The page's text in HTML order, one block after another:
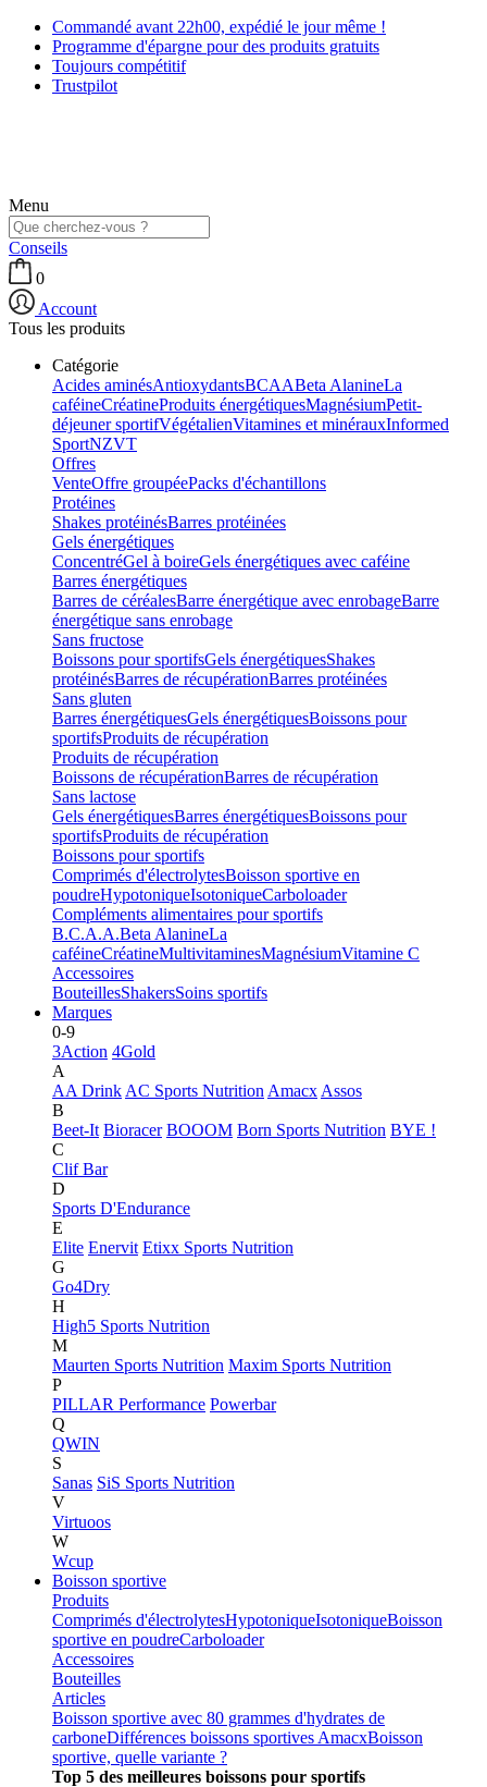
Commandé avant 22h00, expédié le jour même !
Programme d'épargne pour des produits gratuits
Toujours compétitif
Trustpilot
Menu
Conseils
0
Account
Tous les produits
Catégorie
Acides aminésAntioxydantsBCAABeta AlanineLa
caféineCréatineProduits énergétiquesMagnésiumPetit-
déjeuner sportifVégétalienVitamines et minérauxInformed
SportNZVT
Offres
VenteOffre groupéePacks d'échantillons
Protéines
Shakes protéinésBarres protéinées
Gels énergétiques
ConcentréGel à boireGels énergétiques avec caféine
Barres énergétiques
Barres de céréalesBarre énergétique avec enrobageBarre
énergétique sans enrobage
Sans fructose
Boissons pour sportifsGels énergétiquesShakes
protéinésBarres de récupérationBarres protéinées
Sans gluten
Barres énergétiquesGels énergétiquesBoissons pour
sportifsProduits de récupération
Produits de récupération
Boissons de récupérationBarres de récupération
Sans lactose
Gels énergétiquesBarres énergétiquesBoissons pour
sportifsProduits de récupération
Boissons pour sportifs
Comprimés d'électrolytesBoisson sportive en
poudreHypotoniqueIsotoniqueCarboloader
Compléments alimentaires pour sportifs
B.C.A.A.Beta AlanineLa
caféineCréatineMultivitaminesMagnésiumVitamine C
Accessoires
BouteillesShakersSoins sportifs
Marques
0-9
3Action 4Gold
A
AA Drink AC Sports Nutrition Amacx Assos
B
Beet-It Bioracer BOOOM Born Sports Nutrition BYE !
C
Clif Bar
D
Sports D'Endurance
E
Elite Enervit Etixx Sports Nutrition
G
Go4Dry
H
High5 Sports Nutrition
M
Maurten Sports Nutrition Maxim Sports Nutrition
P
PILLAR Performance Powerbar
Q
QWIN
S
Sanas SiS Sports Nutrition
V
Virtuoos
W
Wcup
Boisson sportive
Produits
Comprimés d'électrolytesHypotoniqueIsotoniqueBoisson
sportive en poudreCarboloader
Accessoires
Bouteilles
Articles
Boisson sportive avec 80 grammes d'hydrates de
carboneDifférences boissons sportives AmacxBoisson
sportive, quelle variante ?
Top 5 des meilleures boissons pour sportifs